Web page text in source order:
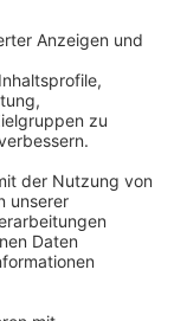
per E-Mail an
unter